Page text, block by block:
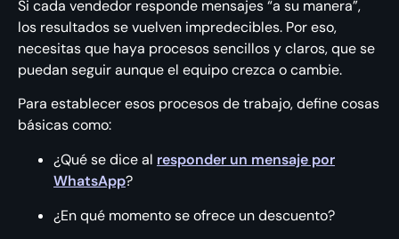
Si cada vendedor responde mensajes “a su manera”,
los resultados se vuelven impredecibles. Por eso,
necesitas que haya procesos sencillos y claros, que se
puedan seguir aunque el equipo crezca o cambie.
Para establecer esos procesos de trabajo, define cosas
básicas como:
¿Qué se dice al responder un mensaje por
WhatsApp?
¿En qué momento se ofrece un descuento?